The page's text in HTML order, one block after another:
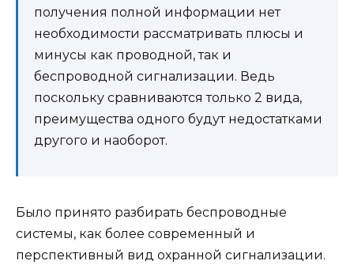
получения полной информации нет
необходимости рассматривать плюсы и
минусы как проводной, так и
беспроводной сигнализации. Ведь
поскольку сравниваются только 2 вида,
преимущества одного будут недостатками
другого и наоборот.
Было принято разбирать беспроводные
системы, как более современный и
перспективный вид охранной сигнализации.